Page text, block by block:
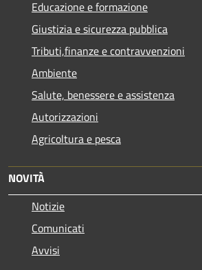
Educazione e formazione
Giustizia e sicurezza pubblica
Tributi,finanze e contravvenzioni
Ambiente
Salute, benessere e assistenza
Autorizzazioni
Agricoltura e pesca
NOVITÀ
Notizie
Comunicati
Avvisi